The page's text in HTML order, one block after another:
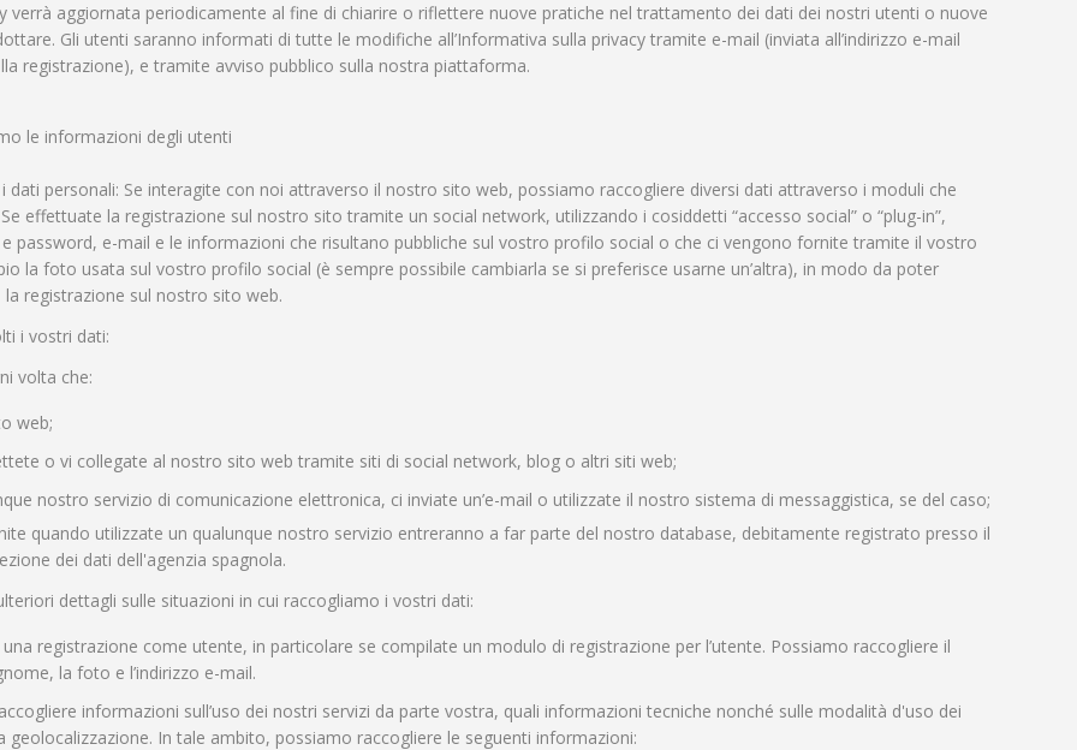
verrà aggiornata periodicamente al fine di chiarire o riflettere nuove pratiche nel trattamento dei dati dei nostri utenti o nuove
Gli utenti saranno informati di tutte le modifiche all’Informativa sulla privacy tramite e-mail (inviata all’indirizzo e-mail
registrazione), e tramite avviso pubblico sulla nostra piattaforma.
le informazioni degli utenti
dati personali: Se interagite con noi attraverso il nostro sito web, possiamo raccogliere diversi dati attraverso i moduli che
effettuate la registrazione sul nostro sito tramite un social network, utilizzando i cosiddetti “accesso social” o “plug-in”,
password, e-mail e le informazioni che risultano pubbliche sul vostro profilo social o che ci vengono fornite tramite il vostro
la foto usata sul vostro profilo social (è sempre possibile cambiarla se si preferisce usarne un’altra), in modo da poter
registrazione sul nostro sito web.
i vostri dati:
volta che:
web;
o vi collegate al nostro sito web tramite siti di social network, blog o altri siti web;
nostro servizio di comunicazione elettronica, ci inviate un’e-mail o utilizzate il nostro sistema di messaggistica, se del caso;
quando utilizzate un qualunque nostro servizio entreranno a far parte del nostro database, debitamente registrato presso il
dei dati dell'agenzia spagnola.
dettagli sulle situazioni in cui raccogliamo i vostri dati:
registrazione come utente, in particolare se compilate un modulo di registrazione per l’utente. Possiamo raccogliere il
la foto e l’indirizzo e-mail.
informazioni sull’uso dei nostri servizi da parte vostra, quali informazioni tecniche nonché sulle modalità d'uso dei
geolocalizzazione. In tale ambito, possiamo raccogliere le seguenti informazioni: